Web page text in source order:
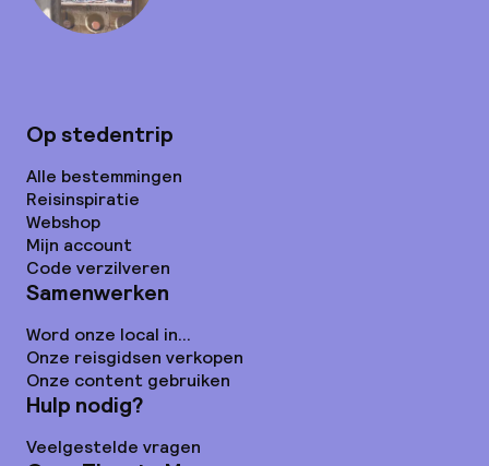
Op stedentrip
Alle bestemmingen
Reisinspiratie
Webshop
Mijn account
Code verzilveren
Samenwerken
Word onze local in...
Onze reisgidsen verkopen
Onze content gebruiken
Hulp nodig?
Veelgestelde vragen